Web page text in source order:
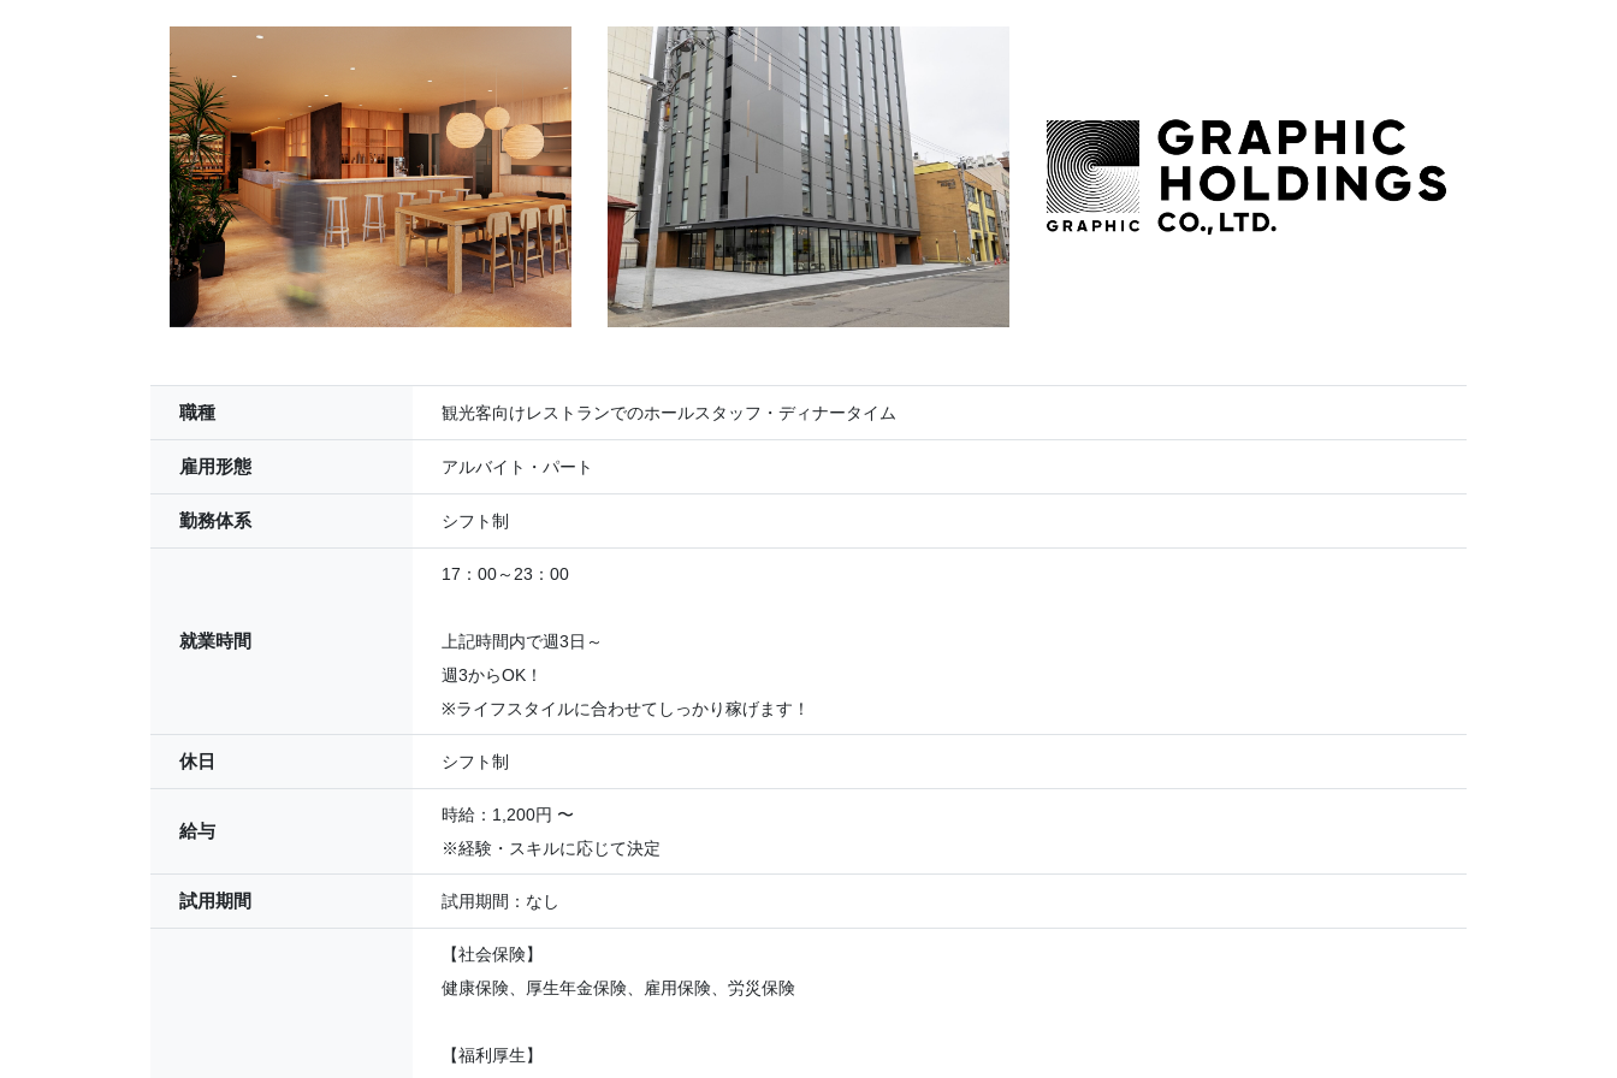
職種 観光客向けレストランでのホールスタッフ・ディナータイム
雇用形態 アルバイト・パート
勤務体系 シフト制
就業時間
17：00～23：00
上記時間内で週3日～
週3からOK！
※ライフスタイルに合わせてしっかり稼げます！
休日 シフト制
給与
時給：1,200円 〜
※経験・スキルに応じて決定
試用期間 試用期間：なし
【社会保険】
健康保険、厚生年金保険、雇用保険、労災保険
【福利厚生】